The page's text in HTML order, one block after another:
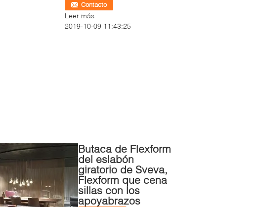
Contacto
Leer más
2019-10-09 11:43:25
Butaca de Flexform
del eslabón
giratorio de Sveva,
Flexform que cena
sillas con los
apoyabrazos